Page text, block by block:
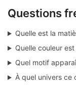
Questions
Quelle est la
Quelle couleur
Quel motif
À quel univers ce